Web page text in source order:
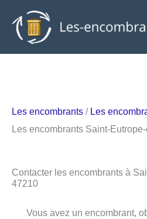
contenu
Les encombrants / Les
Les encombrants Saint-
Contacter les encombrants à
47210
Vous avez un encombrant,